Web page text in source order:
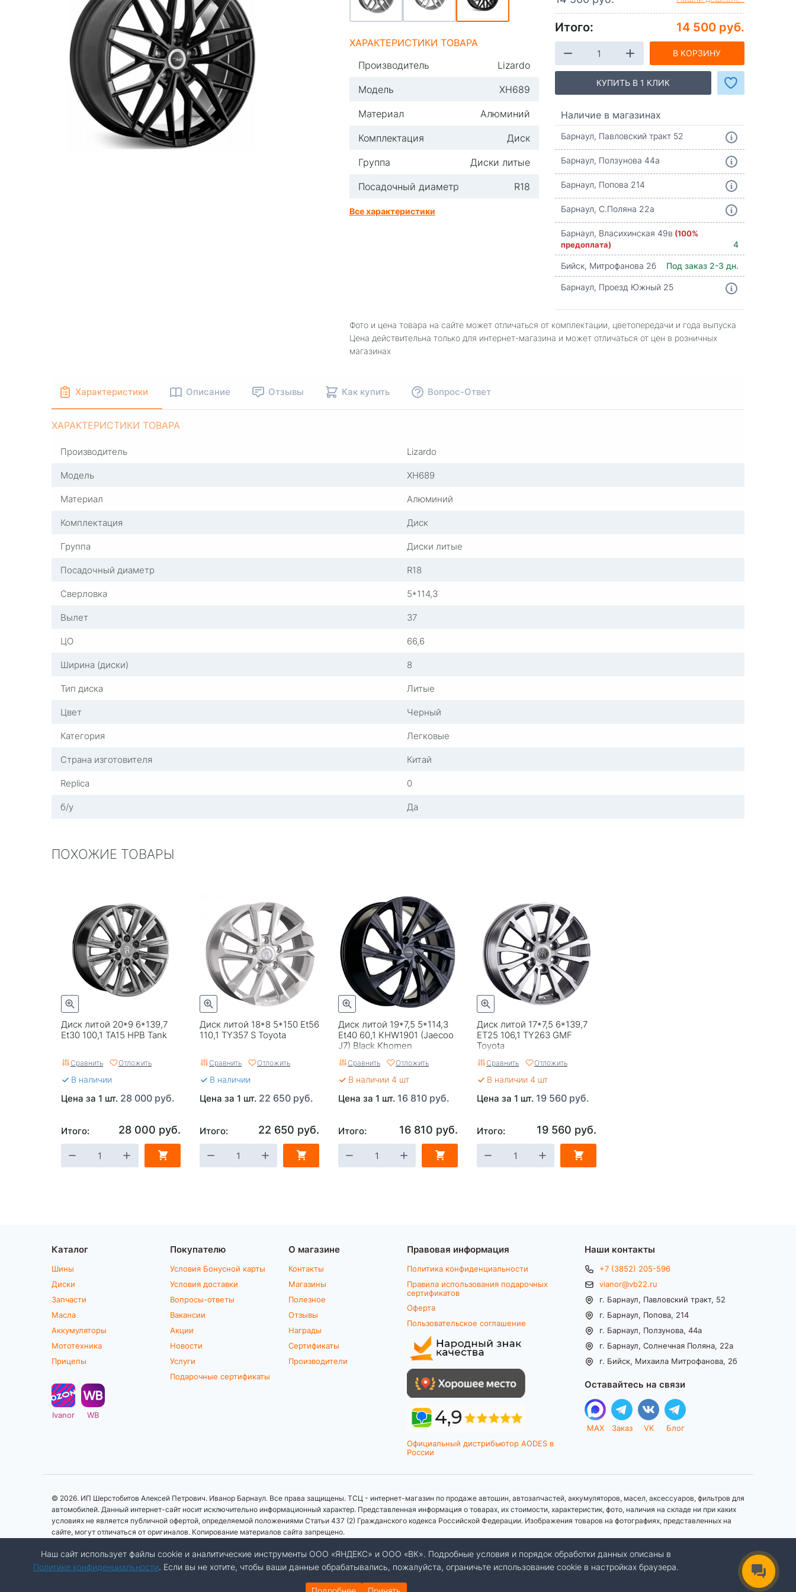
ХАРАКТЕРИСТИКИ ТОВАРА
Производитель
Lizardo
Модель
XH689
Материал
Алюминий
Комплектация
Диск
Группа
Диски литые
Посадочный диаметр
R18
Все характеристики
Итого: 14 500 руб.
В КОРЗИНУ
КУПИТЬ В 1 КЛИК
Наличие в магазинах
Барнаул, Павловский тракт 52
Барнаул, Ползунова 44а
Барнаул, Попова 214
Барнаул, С.Поляна 22а
Барнаул, Власихинская 49в (100%
предоплата)
4
Бийск, Митрофанова 2б
Под заказ 2-3 дн.
Барнаул, Проезд Южный 25
Фото и цена товара на сайте может отличаться от комплектации, цветопередачи и года выпуска
Цена действительна только для интернет-магазина и может отличаться от цен в розничных
магазинах
Характеристики Описание Отзывы Как купить Вопрос-Ответ
ХАРАКТЕРИСТИКИ ТОВАРА
Производитель
Lizardo
Модель
XH689
Материал
Алюминий
Комплектация
Диск
Группа
Диски литые
Посадочный диаметр
R18
Сверловка
5*114,3
Вылет
37
ЦО
66,6
Ширина (диски)
8
Тип диска
Литые
Цвет
Черный
Категория
Легковые
Страна изготовителя
Китай
Replica
0
б/у
Да
ПОХОЖИЕ ТОВАРЫ
Диск литой 20*9 6*139,7
Et30 100,1 TA15 HPB Tank
Сравнить Отложить
В наличии
Цена за 1 шт. 28 000 руб.
Итого: 28 000 руб.
Диск литой 18*8 5*150 Et56
110,1 TY357 S Toyota
Сравнить Отложить
В наличии
Цена за 1 шт. 22 650 руб.
Итого: 22 650 руб.
Диск литой 19*7,5 5*114,3
Еt40 60,1 KHW1901 (Jaecoo
J7) Black Khomen
Сравнить Отложить
В наличии 4 шт
Цена за 1 шт. 16 810 руб.
Итого: 16 810 руб.
Диск литой 17*7,5 6*139,7
ET25 106,1 TY263 GMF
Toyota
Сравнить Отложить
В наличии 4 шт
Цена за 1 шт. 19 560 руб.
Итого: 19 560 руб.
Каталог
Шины
Диски
Запчасти
Масла
Аккумуляторы
Мототехника
Прицепы
Ivanor WB
Покупателю
Условия Бонусной карты
Условия доставки
Вопросы-ответы
Вакансии
Акции
Новости
Услуги
Подарочные сертификаты
О магазине
Контакты
Магазины
Полезное
Отзывы
Награды
Сертификаты
Производители
Правовая информация
Политика конфиденциальности
Правила использования подарочных
сертификатов
Оферта
Пользовательское соглашение
Официальный дистрибьютор AODES в
России
Наши контакты
+7 (3852) 205-596
vianor@vb22.ru
г. Барнаул, Павловский тракт, 52
г. Барнаул, Попова, 214
г. Барнаул, Ползунова, 44а
г. Барнаул, Солнечная Поляна, 22а
г. Бийск, Михаила Митрофанова, 2б
Оставайтесь на связи
MAX Заказ VK Блог
© 2026. ИП Шерстобитов Алексей Петрович. Иванор Барнаул. Все права защищены. ТСЦ - интернет-магазин по продаже автошин, автозапчастей, аккумуляторов, масел, аксессуаров, фильтров для
автомобилей. Данный интернет-сайт носит исключительно информационный характер. Представленная информация о товарах, их стоимости, характеристик, фото, наличия на складе ни при каких
условиях не является публичной офертой, определяемой положениями Статьи 437 (2) Гражданского кодекса Российской Федерации. Изображения товаров на фотографиях, представленных на
сайте, могут отличаться от оригиналов. Копирование материалов сайта запрещено.
Разработка сайта:Авалон
Наш сайт использует файлы cookie и аналитические инструменты ООО «ЯНДЕКС» и ООО «ВК». Подробные условия и порядок обработки данных описаны в
Политике конфиденциальности. Если вы не хотите, чтобы ваши данные обрабатывались, пожалуйста, ограничьте использование cookie в настройках браузера.